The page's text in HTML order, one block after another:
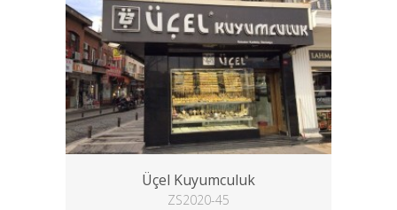
Üçel Kuyumculuk
ZS2020-45